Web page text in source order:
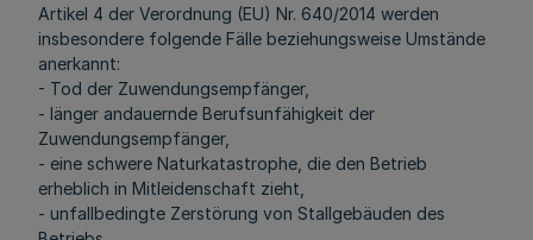
Artikel 4 der Verordnung (EU) Nr. 640/2014 werden
insbesondere folgende Fälle beziehungsweise Umstände
anerkannt:
- Tod der Zuwendungsempfänger,
- länger andauernde Berufsunfähigkeit der
Zuwendungsempfänger,
- eine schwere Naturkatastrophe, die den Betrieb
erheblich in Mitleidenschaft zieht,
- unfallbedingte Zerstörung von Stallgebäuden des